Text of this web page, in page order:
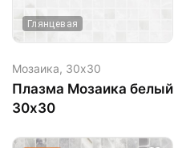
Глянцевая
Мозаика, 30х30
Плазма Мозаика белый
30х30